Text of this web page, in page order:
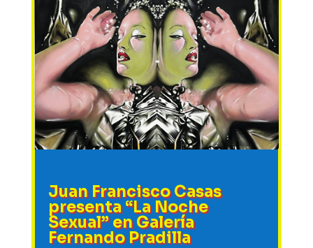
Juan Francisco Casas
presenta “La Noche
Sexual” en Galería
Fernando Pradilla